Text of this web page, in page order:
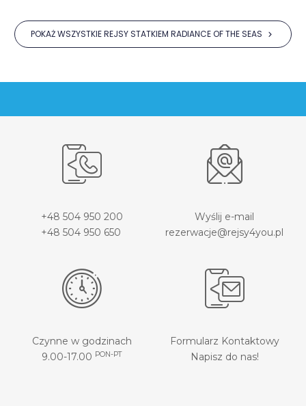
POKAŻ WSZYSTKIE REJSY STATKIEM RADIANCE OF THE SEAS
+48 504 950 200
+48 504 950 650
Wyślij e-mail
rezerwacje@rejsy4you.pl
Czynne w godzinach
9.00-17.00 PON-PT
Formularz Kontaktowy
Napisz do nas!